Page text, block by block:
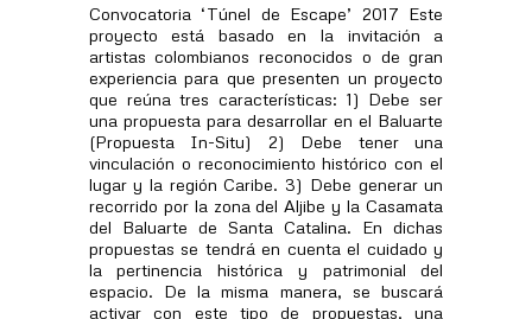
Convocatoria ‘Túnel de Escape’ 2017 Este
proyecto está basado en la invitación a
artistas colombianos reconocidos o de gran
experiencia para que presenten un proyecto
que reúna tres características: 1) Debe ser
una propuesta para desarrollar en el Baluarte
(Propuesta In-Situ) 2) Debe tener una
vinculación o reconocimiento histórico con el
lugar y la región Caribe. 3) Debe generar un
recorrido por la zona del Aljibe y la Casamata
del Baluarte de Santa Catalina. En dichas
propuestas se tendrá en cuenta el cuidado y
la pertinencia histórica y patrimonial del
espacio. De la misma manera, se buscará
activar con este tipo de propuestas, una